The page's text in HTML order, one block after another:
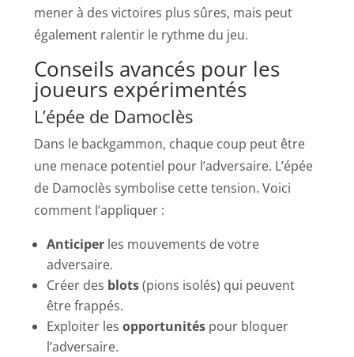
mener à des victoires plus sûres, mais peut
également ralentir le rythme du jeu.
Conseils avancés pour les
joueurs expérimentés
L’épée de Damoclès
Dans le backgammon, chaque coup peut être
une menace potentiel pour l’adversaire. L’épée
de Damoclès symbolise cette tension. Voici
comment l’appliquer :
Anticiper les mouvements de votre
adversaire.
Créer des blots(pions isolés) qui peuvent
être frappés.
Exploiter lesopportunités pour bloquer
l’adversaire.